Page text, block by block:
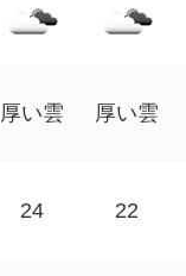
厚い雲 厚い雲
24 22